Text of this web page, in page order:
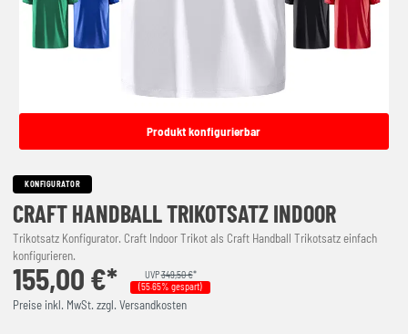
Produkt konfigurierbar
KONFIGURATOR
CRAFT HANDBALL TRIKOTSATZ INDOOR
Trikotsatz Konfigurator. Craft Indoor Trikot als Craft Handball Trikotsatz einfach
konfigurieren.
155,00 €* UVP349,50 €*
(55.65% gespart)
Preise inkl. MwSt. zzgl. Versandkosten